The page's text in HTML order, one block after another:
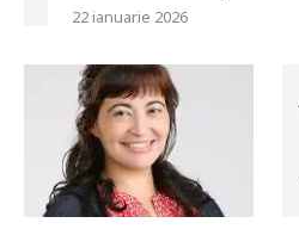
22 ianuarie 2026